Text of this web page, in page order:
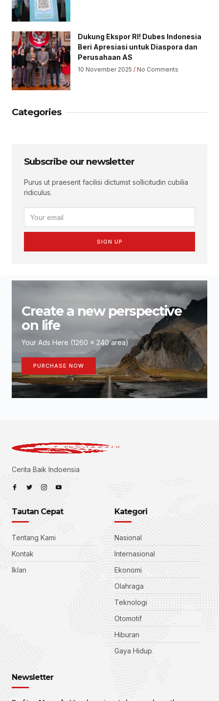
Dukung Ekspor RI! Dubes Indonesia
Beri Apresiasi untuk Diaspora dan
Perusahaan AS
10 November 2025 No Comments
Categories
Subscribe our newsletter
Purus ut praesent facilisi dictumst sollicitudin cubilia
ridiculus.
SIGN UP
Create a new perspective
on life
Your Ads Here (1260 x 240 area)
PURCHASE NOW
Cerita Baik Indoensia
Tautan Cepat
Tentang Kami
Kontak
Iklan
Kategori
Nasional
Internasional
Ekonomi
Olahraga
Teknologi
Otomotif
Hiburan
Gaya Hidup
Newsletter